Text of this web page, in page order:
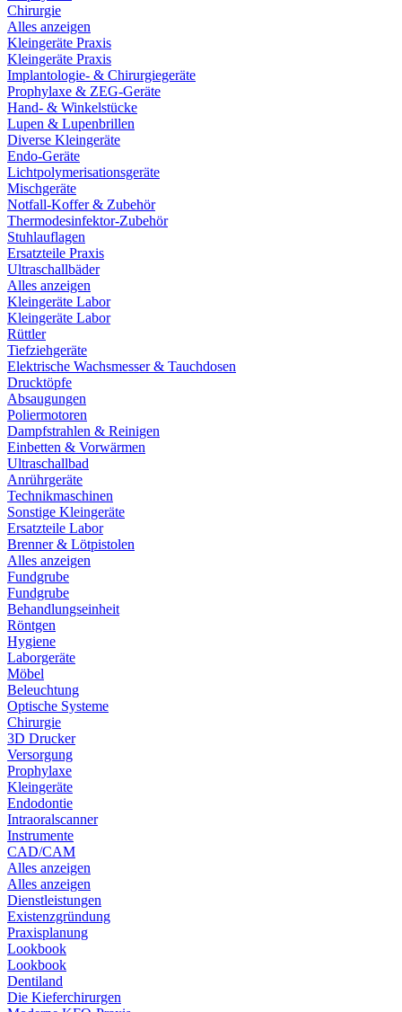
Chirurgie
Alles anzeigen
Kleingeräte Praxis
Kleingeräte Praxis
Implantologie- & Chirurgiegeräte
Prophylaxe & ZEG-Geräte
Hand- & Winkelstücke
Lupen & Lupenbrillen
Diverse Kleingeräte
Endo-Geräte
Lichtpolymerisationsgeräte
Mischgeräte
Notfall-Koffer & Zubehör
Thermodesinfektor-Zubehör
Stuhlauflagen
Ersatzteile Praxis
Ultraschallbäder
Alles anzeigen
Kleingeräte Labor
Kleingeräte Labor
Rüttler
Tiefziehgeräte
Elektrische Wachsmesser & Tauchdosen
Drucktöpfe
Absaugungen
Poliermotoren
Dampfstrahlen & Reinigen
Einbetten & Vorwärmen
Ultraschallbad
Anrührgeräte
Technikmaschinen
Sonstige Kleingeräte
Ersatzteile Labor
Brenner & Lötpistolen
Alles anzeigen
Fundgrube
Fundgrube
Behandlungseinheit
Röntgen
Hygiene
Laborgeräte
Möbel
Beleuchtung
Optische Systeme
Chirurgie
3D Drucker
Versorgung
Prophylaxe
Kleingeräte
Endodontie
Intraoralscanner
Instrumente
CAD/CAM
Alles anzeigen
Alles anzeigen
Dienstleistungen
Existenzgründung
Praxisplanung
Lookbook
Lookbook
Dentiland
Die Kieferchirurgen